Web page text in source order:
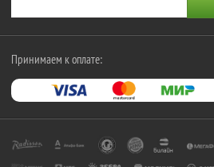
Принимаем к оплате: